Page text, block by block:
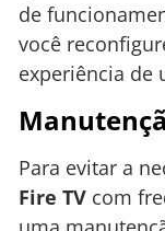
de
você
experiência de
Para evitar a
Fire TV com